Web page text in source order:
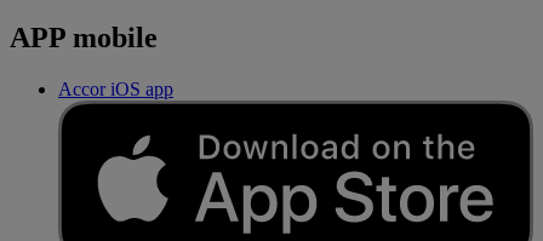
APP mobile
Accor iOS app